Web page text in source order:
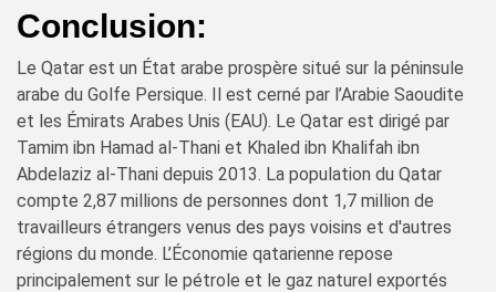
Conclusion:
Le Qatar est un État arabe prospère situé sur la péninsule
arabe du Golfe Persique. Il est cerné par l’Arabie Saoudite
et les Émirats Arabes Unis (EAU). Le Qatar est dirigé par
Tamim ibn Hamad al-Thani et Khaled ibn Khalifah ibn
Abdelaziz al-Thani depuis 2013. La population du Qatar
compte 2,87 millions de personnes dont 1,7 million de
travailleurs étrangers venus des pays voisins et d'autres
régions du monde. L’Économie qatarienne repose
principalement sur le pétrole et le gaz naturel exportés